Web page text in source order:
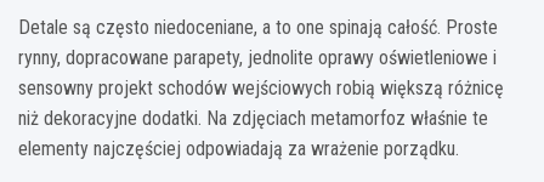
Detale są często niedoceniane, a to one spinają całość. Proste
rynny, dopracowane parapety, jednolite oprawy oświetleniowe i
sensowny projekt schodów wejściowych robią większą różnicę
niż dekoracyjne dodatki. Na zdjęciach metamorfoz właśnie te
elementy najczęściej odpowiadają za wrażenie porządku.